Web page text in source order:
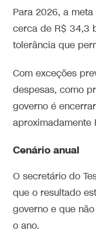
Para 2026, a
cerca de R$ 34,3
tolerância que
Com exceções
despesas, como
governo é
aproximadamente
Cenário anual
O secretário do
que o resultado
governo e que
o ano.